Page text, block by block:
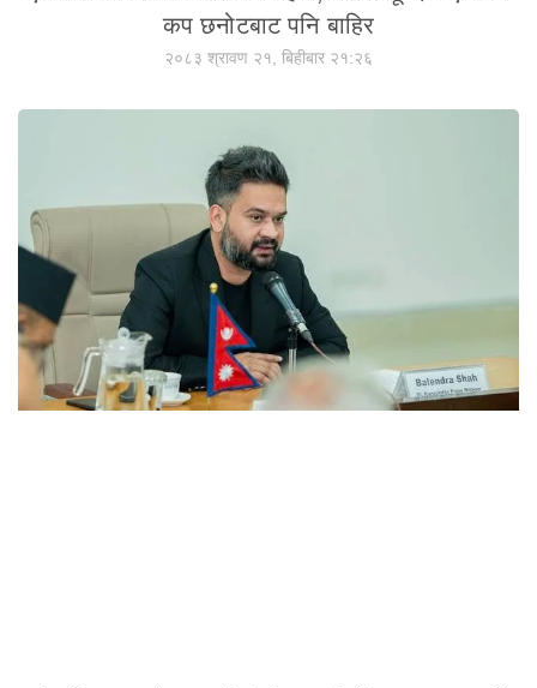
कप छनोटबाट पनि बाहिर
२०८३ श्रावण २१, बिहीबार २१:२६